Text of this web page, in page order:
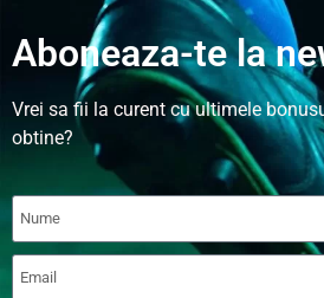
Aboneaza-te la
Vrei sa fii la curent cu ultimele
obtine?